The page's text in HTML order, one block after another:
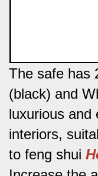
The safe has
(black) and
luxurious and
interiors,
to feng shui